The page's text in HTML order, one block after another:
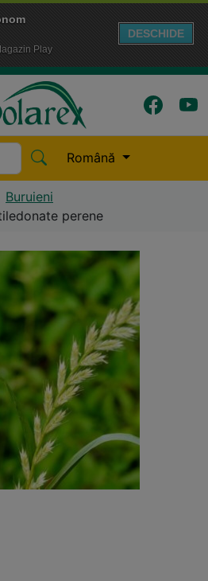
Play
DESCHIDE
Română
Buruieni
perene